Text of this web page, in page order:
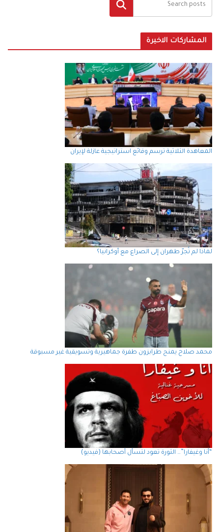
البحث
المشاركات الاخيرة
المعاهدة الثلاثية ترسم وقائع استراتيجية عازلة لإيران
لماذا لم تُجرّ طهران إلى الصراع مع أوكرانيا؟
محمد صلاح يمنح طرابزون طفرة جماهيرية وتسويقية غير مسبوقة
“أنا وغيفارا”… الثورة تعود لتسأل أصحابها (فيديو)